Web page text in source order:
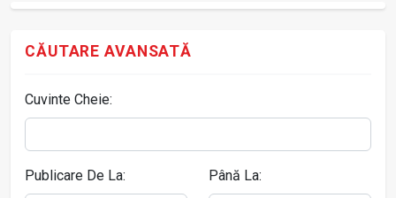
CĂUTARE AVANSATĂ
Cuvinte Cheie:
Publicare De La: Până La: